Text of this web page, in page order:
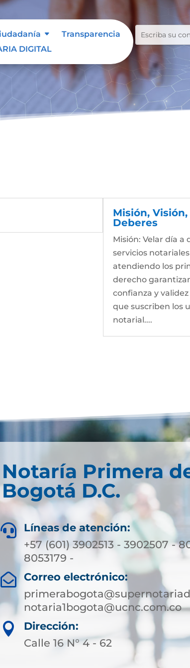
Transparencia
DIGITAL
Misión,
Deberes
Misión: Velar día a
servicios
atendiendo los
derecho
confianza y
que suscriben los
notarial....
Notaría Primera
Bogotá D.C.

Líneas de atención:
+57 (601) 3902513 - 3902507 -
8053179 -

Correo electrónico:
notaria1bogota@ucnc.com.co

Dirección:
Calle 16 N° 4 - 62